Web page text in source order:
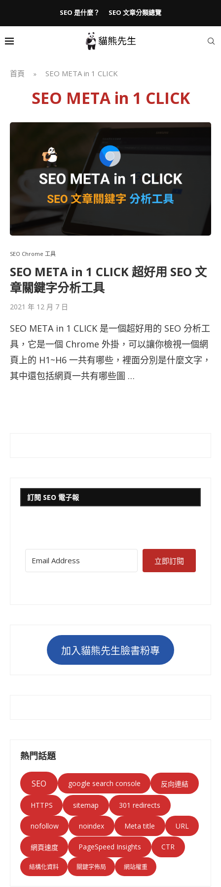
SEO 是什麼？ SEO 文章分類總覽
首頁 » SEO META in 1 CLICK
SEO META in 1 CLICK
SEO Chrome 工具
SEO META in 1 CLICK 超好用 SEO 文
章關鍵字分析工具
2021 年 12 月 7 日
SEO META in 1 CLICK 是一個超好用的 SEO 分析工
具，它是一個 Chrome 外掛，可以讓你檢視一個網
頁上的 H1~H6 一共有哪些，裡面分別是什麼文字，
其中還包括網頁一共有哪些圖 …
訂閱 SEO 電子報
立即訂閱
加入貓熊先生臉書粉專
熱門話題
SEO google search console 反向連結
HTTPS sitemap 301 redirects
nofollow noindex Meta title URL
網頁速度 PageSpeed Insights CTR
結構化資料 關鍵字佈局 網站權重